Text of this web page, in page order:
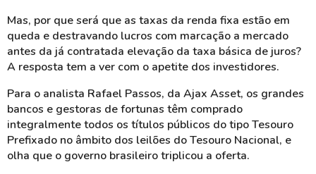
Mas, por que será que as taxas da renda fixa estão em
queda e destravando lucros com marcação a mercado
antes da já contratada elevação da taxa básica de juros?
A resposta tem a ver com o apetite dos investidores.
Para o analista Rafael Passos, da Ajax Asset, os grandes
bancos e gestoras de fortunas têm comprado
integralmente todos os títulos públicos do tipo Tesouro
Prefixado no âmbito dos leilões do Tesouro Nacional, e
olha que o governo brasileiro triplicou a oferta.